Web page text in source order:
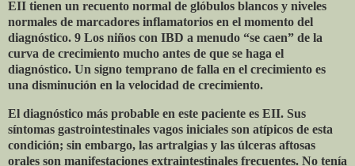
EII tienen un recuento normal de glóbulos blancos y niveles
normales de marcadores inflamatorios en el momento del
diagnóstico. 9 Los niños con IBD a menudo “se caen” de la
curva de crecimiento mucho antes de que se haga el
diagnóstico. Un signo temprano de falla en el crecimiento es
una disminución en la velocidad de crecimiento.
El diagnóstico más probable en este paciente es EII. Sus
síntomas gastrointestinales vagos iniciales son atípicos de esta
condición; sin embargo, las artralgias y las úlceras aftosas
orales son manifestaciones extraintestinales frecuentes. No tenía